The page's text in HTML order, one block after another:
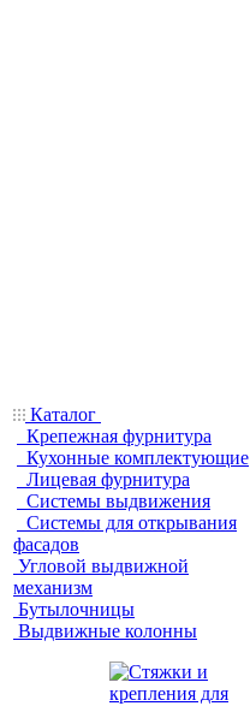
Каталог
Крепежная фурнитура
Кухонные комплектующие
Лицевая фурнитура
Системы выдвижения
Системы для открывания
фасадов
Угловой выдвижной
механизм
Бутылочницы
Выдвижные колонны